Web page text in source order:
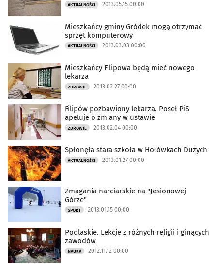
AKTUALNOŚCI 2013.05.15 00:00
Mieszkańcy gminy Gródek mogą otrzymać
sprzęt komputerowy
AKTUALNOŚCI 2013.03.03 00:00
Mieszkańcy Filipowa będą mieć nowego
lekarza
ZDROWIE 2013.02.27 00:00
Filipów pozbawiony lekarza. Poseł PiS
apeluje o zmiany w ustawie
ZDROWIE 2013.02.04 00:00
Spłonęła stara szkoła w Hołówkach Dużych
AKTUALNOŚCI 2013.01.27 00:00
Zmagania narciarskie na "Jesionowej
Górze"
SPORT 2013.01.15 00:00
Podlaskie. Lekcje z różnych religii i ginących
zawodów
NAUKA 2012.11.12 00:00